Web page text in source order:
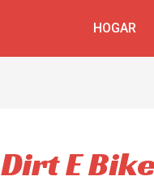
HOGAR
Dirt E